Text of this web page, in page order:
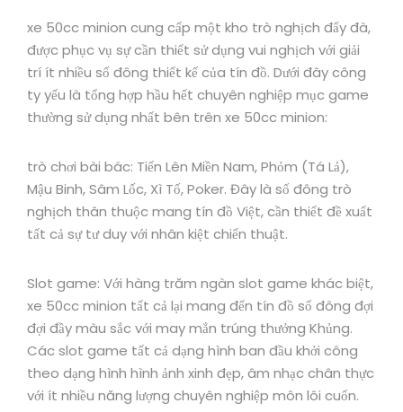
xe 50cc minion cung cấp một kho trò nghịch đẩy đà,
được phục vụ sự cần thiết sử dụng vui nghịch với giải
trí ít nhiều số đông thiết kế của tín đồ. Dưới đây công
ty yếu là tổng hợp hầu hết chuyên nghiệp mục game
thường sử dụng nhất bên trên xe 50cc minion:
trò chơi bài bác: Tiến Lên Miền Nam, Phỏm (Tá Lả),
Mậu Binh, Sâm Lốc, Xì Tố, Poker. Đây là số đông trò
nghịch thân thuộc mang tín đồ Việt, cần thiết đề xuất
tất cả sự tư duy với nhân kiệt chiến thuật.
Slot game: Với hàng trăm ngàn slot game khác biệt,
xe 50cc minion tất cả lại mang đến tín đồ số đông đợi
đợi đầy màu sắc với may mắn trúng thưởng Khủng.
Các slot game tất cả dạng hình ban đầu khởi công
theo dạng hình hình ảnh xinh đẹp, âm nhạc chân thực
với ít nhiều năng lượng chuyên nghiệp môn lôi cuốn.